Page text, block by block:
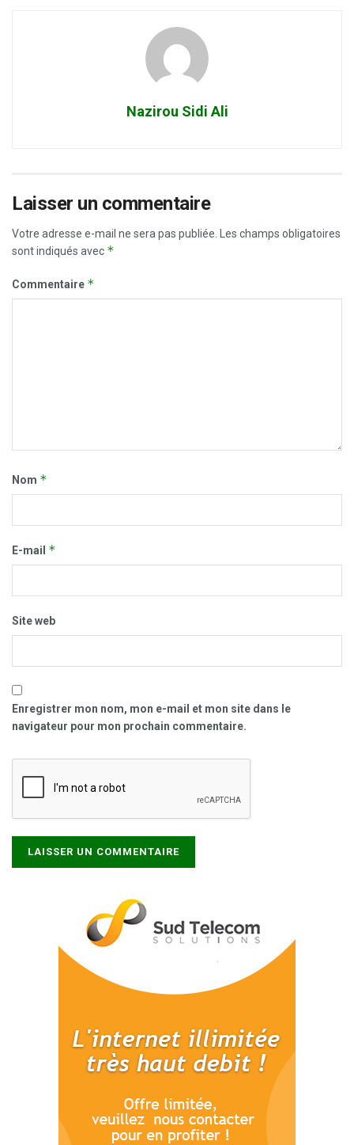
Nazirou Sidi Ali
Laisser un commentaire
Votre adresse e-mail ne sera pas publiée. Les champs obligatoires
sont indiqués avec *
Commentaire *
Nom *
E-mail *
Site web
Enregistrer mon nom, mon e-mail et mon site dans le
navigateur pour mon prochain commentaire.